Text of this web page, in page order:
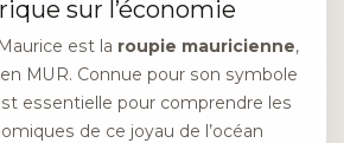
sur l’économie
est la roupie mauricienne,
MUR. Connue pour son symbole
essentielle pour comprendre les
de ce joyau de l’océan